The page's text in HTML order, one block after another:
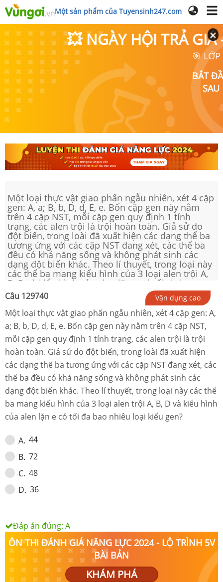
Một sản phẩm của Tuyensinh247.com
💥 NGÀY HỘI TRẢ GIÁ
🎯
BẮT
SAU
Một loại thực vật giao phấn ngẫu nhiên, xét 4 cặp
gen: A, a; B, b, D, d, E, e. Bốn cặp gen này nằm
trên 4 cặp NST, mỗi cặp gen quy định 1 tính
trạng, các alen trội là trội hoàn toàn. Giả sử do
đột biến, trong loài đã xuất hiện các dạng thể ba
tương ứng với các cặp NST đang xét, các thể ba
đều có khả năng sống và không phát sinh các
dạng đột biến khác. Theo lí thuyết, trong loại này
các thể ba mang kiểu hình của 3 loại alen trội A,
B, D và kiểu hình của alen lặn e có tối đa bao
nhiêu loại kiểu gen?
Câu 129740 Vận dụng cao
Một loại thực vật giao phấn ngẫu nhiên, xét 4 cặp gen: A,
a; B, b, D, d, E, e. Bốn cặp gen này nằm trên 4 cặp NST,
mỗi cặp gen quy định 1 tính trạng, các alen trội là trội
hoàn toàn. Giả sử do đột biến, trong loài đã xuất hiện
các dạng thể ba tương ứng với các cặp NST đang xét, các
thể ba đều có khả năng sống và không phát sinh các
dạng đột biến khác. Theo lí thuyết, trong loại này các thể
ba mang kiểu hình của 3 loại alen trội A, B, D và kiểu hình
của alen lặn e có tối đa bao nhiêu loại kiểu gen?
A. 44
B. 72
C. 48
D. 36
Đáp án đúng: A
ÔN THI ĐÁNH GIÁ NĂNG LỰC 2024 - LỘ TRÌNH 5V
BÀI BẢN
KHÁM PHÁ